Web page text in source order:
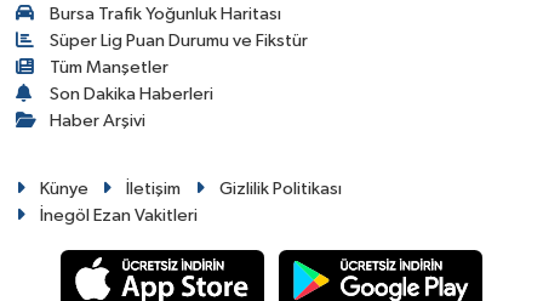
Bursa Trafik Yoğunluk Haritası
Süper Lig Puan Durumu ve Fikstür
Tüm Manşetler
Son Dakika Haberleri
Haber Arşivi
Künye İletişim
Gizlilik Politikası
İnegöl Ezan Vakitleri